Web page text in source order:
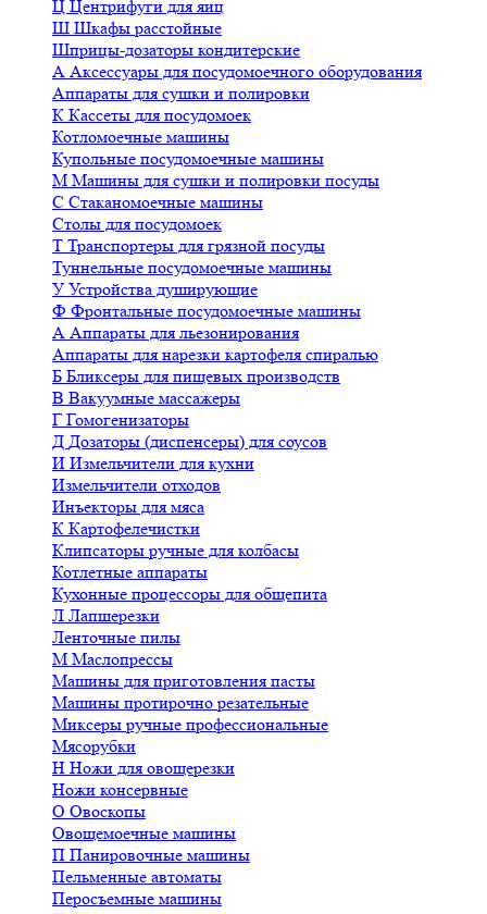
Ц Центрифуги для яиц
Ш Шкафы расстойные
Шприцы-дозаторы кондитерские
А Аксессуары для посудомоечного оборудования
Аппараты для сушки и полировки
К Кассеты для посудомоек
Котломоечные машины
Купольные посудомоечные машины
М Машины для сушки и полировки посуды
С Стаканомоечные машины
Столы для посудомоек
Т Транспортеры для грязной посуды
Туннельные посудомоечные машины
У Устройства душирующие
Ф Фронтальные посудомоечные машины
А Аппараты для льезонирования
Аппараты для нарезки картофеля спиралью
Б Бликсеры для пищевых производств
В Вакуумные массажеры
Г Гомогенизаторы
Д Дозаторы (диспенсеры) для соусов
И Измельчители для кухни
Измельчители отходов
Инъекторы для мяса
К Картофелечистки
Клипсаторы ручные для колбасы
Котлетные аппараты
Кухонные процессоры для общепита
Л Лапшерезки
Ленточные пилы
М Маслопрессы
Машины для приготовления пасты
Машины протирочно резательные
Миксеры ручные профессиональные
Мясорубки
Н Ножи для овощерезки
Ножи консервные
О Овоскопы
Овощемоечные машины
П Панировочные машины
Пельменные автоматы
Перосъемные машины